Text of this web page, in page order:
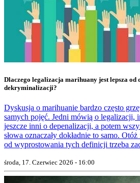
Dlaczego legalizacja marihuany jest lepsza od
dekryminalizacji?
Dyskusja o marihuanie bardzo często
samych pojęć. Jedni mówią o legalizacji,
jeszcze inni o depenalizacji, a potem
słowa oznaczały dokładnie to samo.
od wyprostowania tych definicji trzeba
środa, 17. Czerwiec 2026 - 16:00